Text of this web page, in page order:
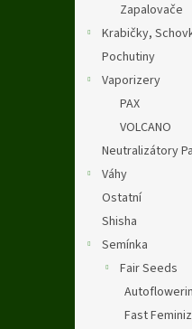
Zapalovače
Krabičky,
Pochutiny
Vaporizery
PAX
VOLCANO
Neutralizátory
Váhy
Ostatní
Shisha
Semínka
Fair Seeds
Fast